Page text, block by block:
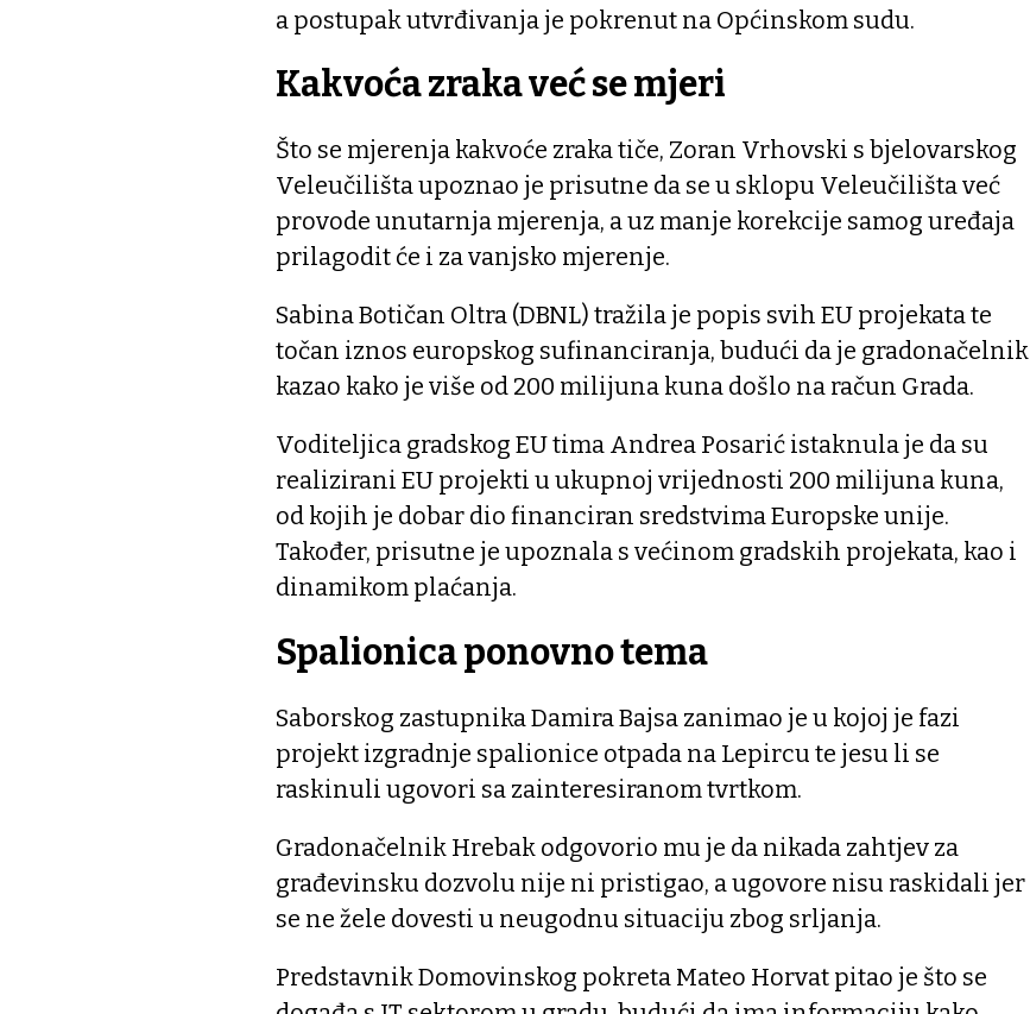
a postupak utvrđivanja je pokrenut na Općinskom sudu.
Kakvoća zraka već se mjeri
Što se mjerenja kakvoće zraka tiče, Zoran Vrhovski s bjelovarskog
Veleučilišta upoznao je prisutne da se u sklopu Veleučilišta već
provode unutarnja mjerenja, a uz manje korekcije samog uređaja
prilagodit će i za vanjsko mjerenje.
Sabina Botičan Oltra (DBNL) tražila je popis svih EU projekata te
točan iznos europskog sufinanciranja, budući da je gradonačelnik
kazao kako je više od 200 milijuna kuna došlo na račun Grada.
Voditeljica gradskog EU tima Andrea Posarić istaknula je da su
realizirani EU projekti u ukupnoj vrijednosti 200 milijuna kuna,
od kojih je dobar dio financiran sredstvima Europske unije.
Također, prisutne je upoznala s većinom gradskih projekata, kao i
dinamikom plaćanja.
Spalionica ponovno tema
Saborskog zastupnika Damira Bajsa zanimao je u kojoj je fazi
projekt izgradnje spalionice otpada na Lepircu te jesu li se
raskinuli ugovori sa zainteresiranom tvrtkom.
Gradonačelnik Hrebak odgovorio mu je da nikada zahtjev za
građevinsku dozvolu nije ni pristigao, a ugovore nisu raskidali jer
se ne žele dovesti u neugodnu situaciju zbog srljanja.
Predstavnik Domovinskog pokreta Mateo Horvat pitao je što se